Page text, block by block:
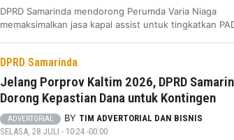
DPRD Samarinda mendorong Perumda Varia Niaga
memaksimalkan jasa kapal assist untuk tingkatkan
DPRD Samarinda
Jelang Porprov Kaltim 2026, DPRD
Dorong Kepastian Dana untuk Kontingen
ADVERTORIAL BY TIM ADVERTORIAL DAN BISNIS
SELASA, 28 JULI - 10:24 -00:00